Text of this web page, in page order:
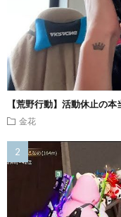
【荒野行動】活動休止の
金花